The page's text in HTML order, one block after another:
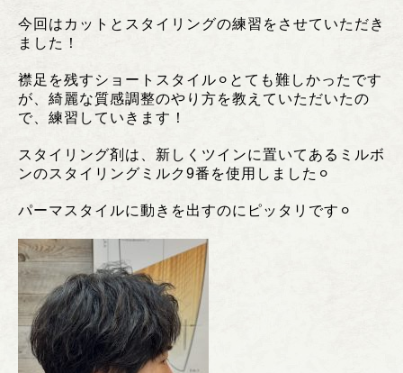
今回はカットとスタイリングの練習をさせていただき
ました！
襟足を残すショートスタイル⚪︎とても難しかったです
が、綺麗な質感調整のやり方を教えていただいたの
で、練習していきます！
スタイリング剤は、新しくツインに置いてあるミルボ
ンのスタイリングミルク9番を使用しました⚪︎
パーマスタイルに動きを出すのにピッタリです⚪︎